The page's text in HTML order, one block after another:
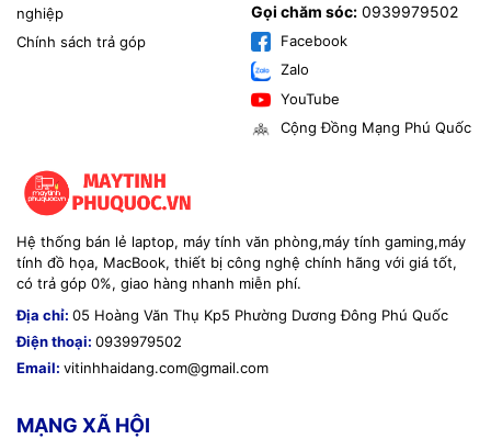
nghiệp
Chính sách trả góp
Gọi chăm sóc: 0939979502
Facebook
Zalo
YouTube
Cộng Đồng Mạng Phú Quốc
Hệ thống bán lẻ laptop, máy tính văn phòng,máy tính gaming,máy
tính đồ họa, MacBook, thiết bị công nghệ chính hãng với giá tốt,
có trả góp 0%, giao hàng nhanh miễn phí.
Địa chỉ: 05 Hoàng Văn Thụ Kp5 Phường Dương Đông Phú Quốc
Điện thoại: 0939979502
Email: vitinhhaidang.com@gmail.com
MẠNG XÃ HỘI